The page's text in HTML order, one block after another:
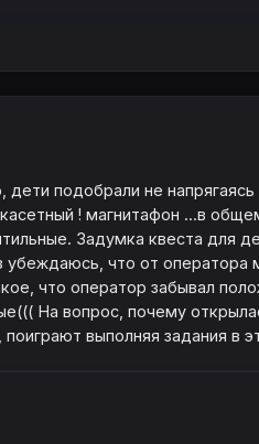
подобрали не
! магнитафон ...в
Задумка квеста для
что от оператора
что оператор забывал
На вопрос, почему
выполняя задания в